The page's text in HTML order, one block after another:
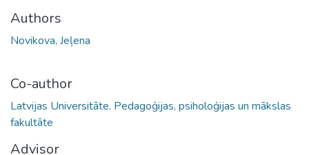
Authors
Novikova, Jeļena
Co-author
Latvijas Universitāte. Pedagoģijas, psiholoģijas un mākslas
fakultāte
Advisor